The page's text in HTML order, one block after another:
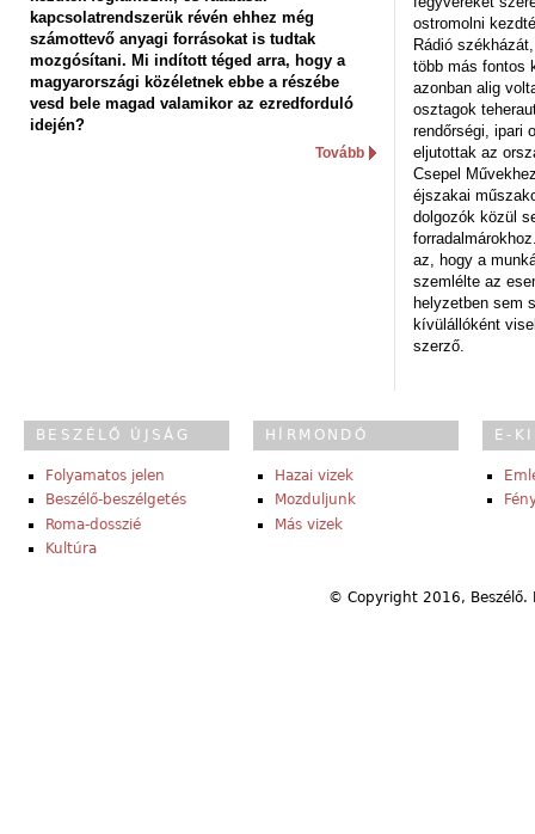
kapcsolatrendszerük révén ehhez még
számottevő anyagi forrásokat is tudtak
mozgósítani. Mi indított téged arra, hogy a
magyarországi közéletnek ebbe a részébe
vesd bele magad valamikor az ezredforduló
idején?
Tovább
ostromolni
Rádió
több más fontos
azonban alig
osztagok
rendőrségi, ipari
eljutottak az
Csepel
éjszakai
dolgozók közül
az, hogy a
szemlélte az
helyzetben sem
kívülállóként
szerző.
BESZÉLŐ ÚJSÁG
Folyamatos jelen
Beszélő-beszélgetés
Roma-dosszié
Kultúra
HÍRMONDÓ
Hazai vizek
Mozduljunk
Más vizek
E-
© Copyright 2016,